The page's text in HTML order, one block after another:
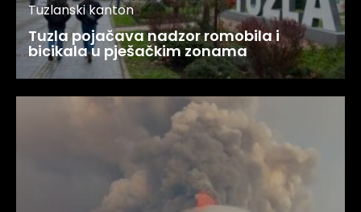
Tuzlanski kanton
Tuzla pojačava nadzor romobila i
bicikala u pješačkim zonama